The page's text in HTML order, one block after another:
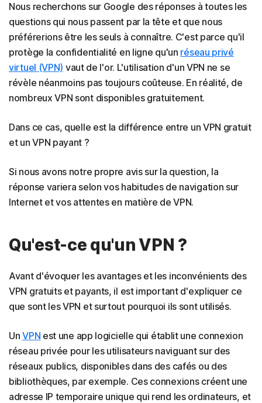
Nous recherchons sur Google des réponses à toutes les
questions qui nous passent par la tête et que nous
préférerions être les seuls à connaître. C'est parce qu'il
protège la confidentialité en ligne qu'un réseau privé
virtuel (VPN) vaut de l'or. L'utilisation d'un VPN ne se
révèle néanmoins pas toujours coûteuse. En réalité, de
nombreux VPN sont disponibles gratuitement.
Dans ce cas, quelle est la différence entre un VPN gratuit
et un VPN payant ?
Si nous avons notre propre avis sur la question, la
réponse variera selon vos habitudes de navigation sur
Internet et vos attentes en matière de VPN.
Qu'est-ce qu'un VPN ?
Avant d'évoquer les avantages et les inconvénients des
VPN gratuits et payants, il est important d'expliquer ce
que sont les VPN et surtout pourquoi ils sont utilisés.
UnVPN est une app logicielle qui établit une connexion
réseau privée pour les utilisateurs naviguant sur des
réseaux publics, disponibles dans des cafés ou des
bibliothèques, par exemple. Ces connexions créent une
adresse IP temporaire unique qui rend les ordinateurs, et